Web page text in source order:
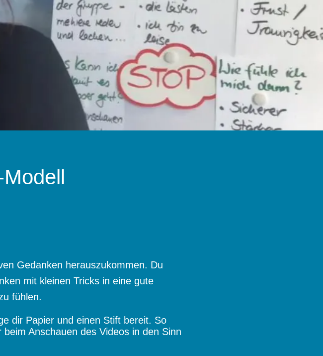
Gedanken herauszukommen. Du
mit kleinen Tricks in eine gute
fühlen.
dir Papier und einen Stift bereit. So
Anschauen des Videos in den Sinn